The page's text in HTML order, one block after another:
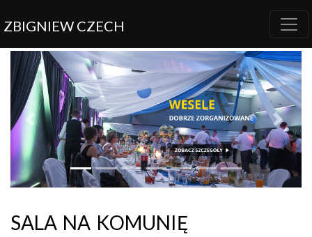
ZBIGNIEW CZECH
Previous Next
sala na komunię